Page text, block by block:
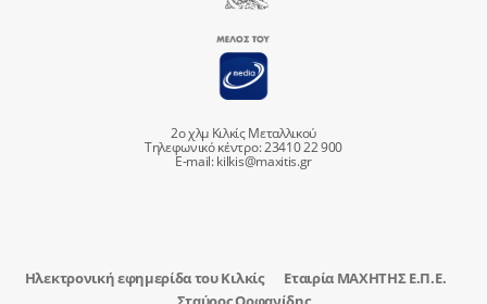
2ο χλμ Κιλκίς Μεταλλικού
Τηλεφωνικό κέντρο: 23410 22 900
E-mail:kilkis@maxitis.gr
Ηλεκτρονική εφημερίδα του Κιλκίς
Εταιρία ΜΑΧΗΤΗΣ Ε.Π.Ε.